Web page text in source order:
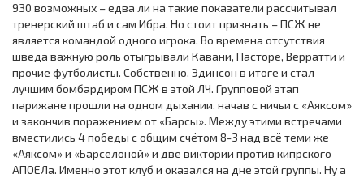
930 возможных – едва ли на такие показатели рассчитывал
тренерский штаб и сам Ибра. Но стоит признать – ПСЖ не
является командой одного игрока. Во времена отсутствия
шведа важную роль отыгрывали Кавани, Пасторе, Верратти и
прочие футболисты. Собственно, Эдинсон в итоге и стал
лучшим бомбардиром ПСЖ в этой ЛЧ. Групповой этап
парижане прошли на одном дыхании, начав с ничьи с «Аяксом»
и закончив поражением от «Барсы». Между этими встречами
вместились 4 победы с общим счётом 8-3 над всё теми же
«Аяксом» и «Барселоной» и две виктории против кипрского
АПОЕЛа. Именно этот клуб и оказался на дне этой группы. Ну а